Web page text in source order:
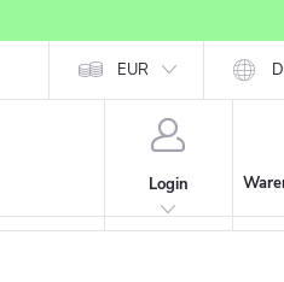
Affiliate Partner Registration
EUR
Login